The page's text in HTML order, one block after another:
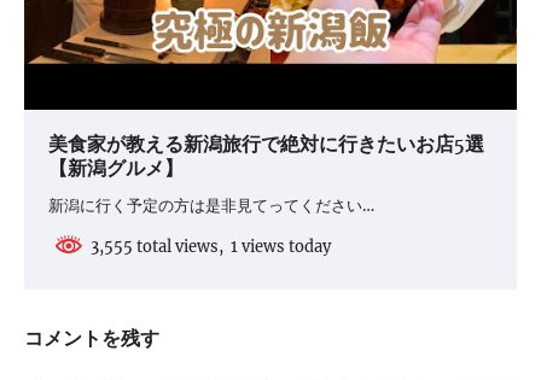
美食家が教える新潟旅行で絶対に行きたいお店5選
【新潟グルメ】
新潟に行く予定の方は是非見てってください…
3,555 total views, 1 views today
コメントを残す